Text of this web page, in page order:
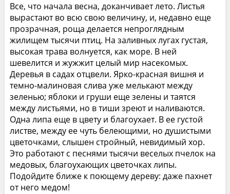
Все, что начала весна, доканчивает лето. Листья
вырастают во всю свою величину, и, недавно еще
прозрачная, роща делается непроглядным
жилищем тысячи птиц. На заливных лугах густая,
высокая трава волнуется, как море. В ней
шевелится и жужжит целый мир насекомых.
Деревья в садах отцвели. Ярко-красная вишня и
темно-малиновая слива уже мелькают между
зеленью; яблоки и груши еще зелены и таятся
между листьями, но в тиши зреют и наливаются.
Одна липа еще в цвету и благоухает. В ее густой
листве, между ее чуть белеющими, но душистыми
цветочками, слышен стройный, невидимый хор.
Это работают с песнями тысячи веселых пчелок на
медовых, благоухающих цветочках липы.
Подойдите ближе к поющему дереву: даже пахнет
от него медом!